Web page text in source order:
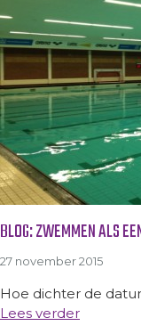
BLOG: ZWEMMEN ALS
27 november 2015
Hoe dichter de
Lees verder